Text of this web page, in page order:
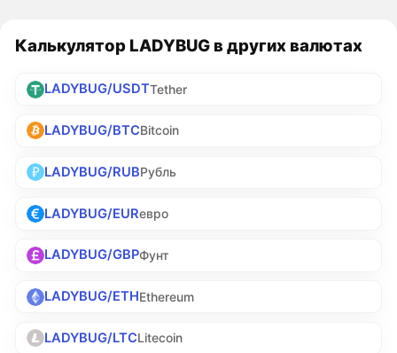
Калькулятор LADYBUG в других валютах
LADYBUG/USDTTether
LADYBUG/BTCBitcoin
LADYBUG/RUBРубль
LADYBUG/EURевро
LADYBUG/GBPФунт
LADYBUG/ETHEthereum
LADYBUG/LTCLitecoin